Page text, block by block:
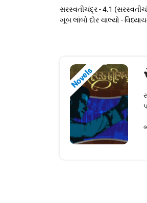
સરસ્વતીચંદ્ર - 4.1
ખૂબ લાંબો દોર ચાલ્યો -
Novels